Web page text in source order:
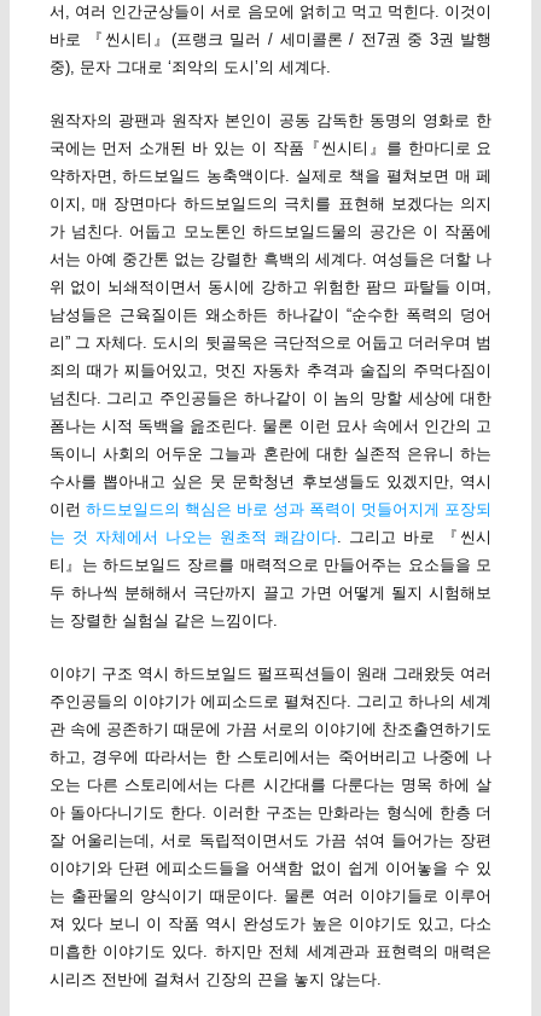
서, 여러 인간군상들이 서로 음모에 얽히고 먹고 먹힌다. 이것이
바로 『씬시티』(프랭크 밀러 / 세미콜론 / 전7권 중 3권 발행
중), 문자 그대로 ‘죄악의 도시’의 세계다.
원작자의 광팬과 원작자 본인이 공동 감독한 동명의 영화로 한
국에는 먼저 소개된 바 있는 이 작품『씬시티』를 한마디로 요
약하자면, 하드보일드 농축액이다. 실제로 책을 펼쳐보면 매 페
이지, 매 장면마다 하드보일드의 극치를 표현해 보겠다는 의지
가 넘친다. 어둡고 모노톤인 하드보일드물의 공간은 이 작품에
서는 아예 중간톤 없는 강렬한 흑백의 세계다. 여성들은 더할 나
위 없이 뇌쇄적이면서 동시에 강하고 위험한 팜므 파탈들 이며,
남성들은 근육질이든 왜소하든 하나같이 “순수한 폭력의 덩어
리” 그 자체다. 도시의 뒷골목은 극단적으로 어둡고 더러우며 범
죄의 때가 찌들어있고, 멋진 자동차 추격과 술집의 주먹다짐이
넘친다. 그리고 주인공들은 하나같이 이 놈의 망할 세상에 대한
폼나는 시적 독백을 읊조린다. 물론 이런 묘사 속에서 인간의 고
독이니 사회의 어두운 그늘과 혼란에 대한 실존적 은유니 하는
수사를 뽑아내고 싶은 뭇 문학청년 후보생들도 있겠지만, 역시
이런 하드보일드의 핵심은 바로 성과 폭력이 멋들어지게 포장되
는 것 자체에서 나오는 원초적 쾌감이다. 그리고 바로 『씬시
티』는 하드보일드 장르를 매력적으로 만들어주는 요소들을 모
두 하나씩 분해해서 극단까지 끌고 가면 어떻게 될지 시험해보
는 장렬한 실험실 같은 느낌이다.
이야기 구조 역시 하드보일드 펄프픽션들이 원래 그래왔듯 여러
주인공들의 이야기가 에피소드로 펼쳐진다. 그리고 하나의 세계
관 속에 공존하기 때문에 가끔 서로의 이야기에 찬조출연하기도
하고, 경우에 따라서는 한 스토리에서는 죽어버리고 나중에 나
오는 다른 스토리에서는 다른 시간대를 다룬다는 명목 하에 살
아 돌아다니기도 한다. 이러한 구조는 만화라는 형식에 한층 더
잘 어울리는데, 서로 독립적이면서도 가끔 섞여 들어가는 장편
이야기와 단편 에피소드들을 어색함 없이 쉽게 이어놓을 수 있
는 출판물의 양식이기 때문이다. 물론 여러 이야기들로 이루어
져 있다 보니 이 작품 역시 완성도가 높은 이야기도 있고, 다소
미흡한 이야기도 있다. 하지만 전체 세계관과 표현력의 매력은
시리즈 전반에 걸쳐서 긴장의 끈을 놓지 않는다.